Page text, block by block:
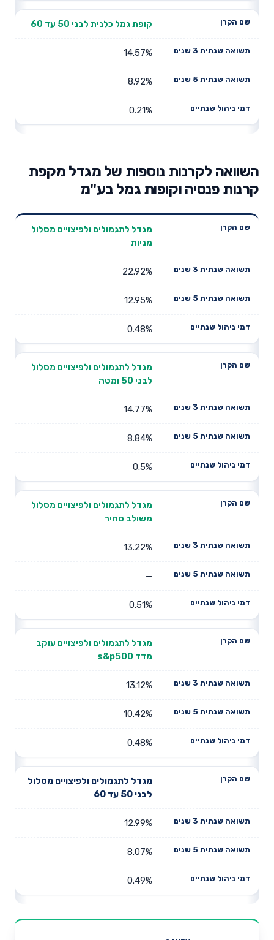
קופת גמל כלנית לבני 50 עד 60
14.57%
8.92%
0.21%
השוואה לקרנות נוספות של מגדל מקפת
קרנות פנסיה וקופות גמל בע"מ
שנתית 3
תשואה
דמי ניהול
מגדל לתגמולים ולפיצויים מסלול
מניות
22.92%
12.95%
0.48%
מגדל לתגמולים ולפיצויים מסלול
לבני 50 ומטה
14.77%
8.84%
0.5%
מגדל לתגמולים ולפיצויים מסלול
משולב סחיר
13.22%
—
0.51%
מגדל לתגמולים ולפיצויים עוקב
מדד s&p500
13.12%
10.42%
0.48%
מגדל לתגמולים ולפיצויים מסלול
לבני 50 עד 60
12.99%
8.07%
0.49%